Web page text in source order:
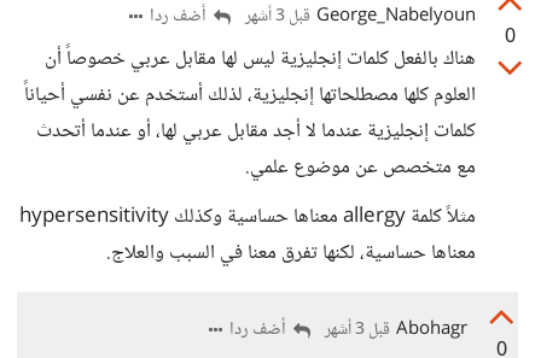
0
George_Nabelyoun قبل 3 أشهر أضف ردا
هناك بالفعل كلمات إنجليزية ليس لها مقابل عربي خصوصاً أن
العلوم كلها مصطلحاتها إنجليزية، لذلك أستخدم عن نفسي أحياناً
كلمات إنجليزية عندما لا أجد مقابل عربي لها، أو عندما أتحدث
مع متخصص عن موضوع علمي.
مثلاً كلمة allergy معناها حساسية وكذلك hypersensitivity
معناها حساسية، لكنها تفرق معنا في السبب والعلاج.
0
Abohagr قبل 3 أشهر أضف ردا